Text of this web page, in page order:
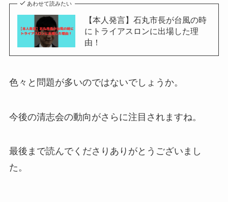
あわせて読みたい
【本人発言】石丸市長が台風の時
にトライアスロンに出場した理
由！
色々と問題が多いのではないでしょうか。
今後の清志会の動向がさらに注目されますね。
最後まで読んでくださりありがとうございまし
た。